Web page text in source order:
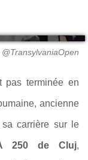
pas terminée en
ancienne
carrière sur le
250 de Cluj,